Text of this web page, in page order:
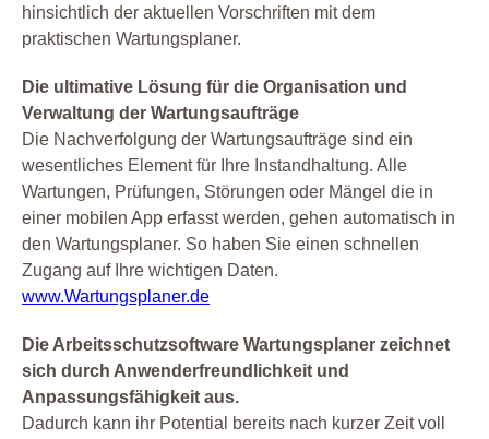
hinsichtlich der aktuellen Vorschriften mit dem
praktischen Wartungsplaner.
Die ultimative Lösung für die Organisation und
Verwaltung der Wartungsaufträge
Die Nachverfolgung der Wartungsaufträge sind ein
wesentliches Element für Ihre Instandhaltung. Alle
Wartungen, Prüfungen, Störungen oder Mängel die in
einer mobilen App erfasst werden, gehen automatisch in
den Wartungsplaner. So haben Sie einen schnellen
Zugang auf Ihre wichtigen Daten.
www.Wartungsplaner.de
Die Arbeitsschutzsoftware Wartungsplaner zeichnet
sich durch Anwenderfreundlichkeit und
Anpassungsfähigkeit aus.
Dadurch kann ihr Potential bereits nach kurzer Zeit voll